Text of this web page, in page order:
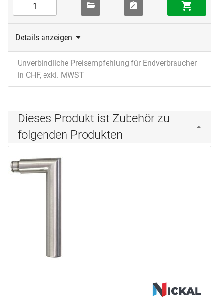
Details anzeigen
Unverbindliche Preisempfehlung für Endverbraucher
in CHF, exkl. MWST
Dieses Produkt ist Zubehör zu
folgenden Produkten